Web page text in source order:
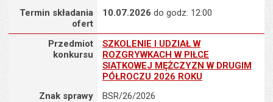
Termin składania
ofert
10.07.2026 do godz. 12:00
Przedmiot konkursu : SZKOLENIE I UDZIAŁ W ROZGRYWKACH
Przedmiot
konkursu
SZKOLENIE I UDZIAŁ W
ROZGRYWKACH W PIŁCE
SIATKOWEJ MĘŻCZYZN W DRUGIM
PÓŁROCZU 2026 ROKU
Znak sprawy
BSR/26/2026